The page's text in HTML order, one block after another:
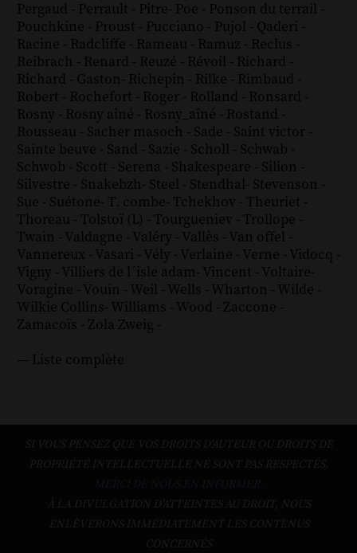
Pergaud - Perrault - Pitre- Poe - Ponson du terrail -
Pouchkine - Proust - Pucciano - Pujol - Qaderi -
Racine - Radcliffe - Rameau - Ramuz - Reclus -
Reibrach - Renard - Reuzé - Révoil - Richard -
Richard - Gaston- Richepin - Rilke - Rimbaud -
Robert - Rochefort - Roger - Rolland - Ronsard -
Rosny - Rosny aîné - Rosny_aîné - Rostand -
Rousseau - Sacher masoch - Sade - Saint victor -
Sainte beuve - Sand - Sazie - Scholl - Schwab -
Schwob - Scott - Serena - Shakespeare - Silion -
Silvestre - Snakebzh- Steel - Stendhal- Stevenson -
Sue - Suétone- T. combe- Tchekhov - Theuriet -
Thoreau - Tolstoï (L) - Tourgueniev - Trollope -
Twain - Valdagne - Valéry - Vallès - Van offel -
Vannereux - Vasari - Vély - Verlaine - Verne - Vidocq -
Vigny - Villiers de l´isle adam- Vincent - Voltaire-
Voragine - Vouin - Weil - Wells - Wharton - Wilde -
Wilkie Collins- Williams - Wood - Zaccone -
Zamacoïs - Zola Zweig -
--- Liste complète